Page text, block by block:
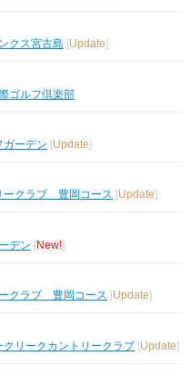
クス宮古島 [Update]
ゴルフ倶楽部
ガーデン [Update]
ークラブ 豊岡コース
Update
デン [New!]
ークラブ 豊岡コース
Update
リークカントリークラブ [Update]